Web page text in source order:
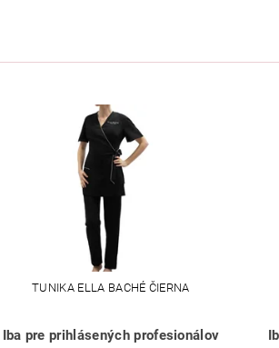
TUNIKA ELLA BACHÉ ČIERNA
Iba pre prihlásených profesionálov